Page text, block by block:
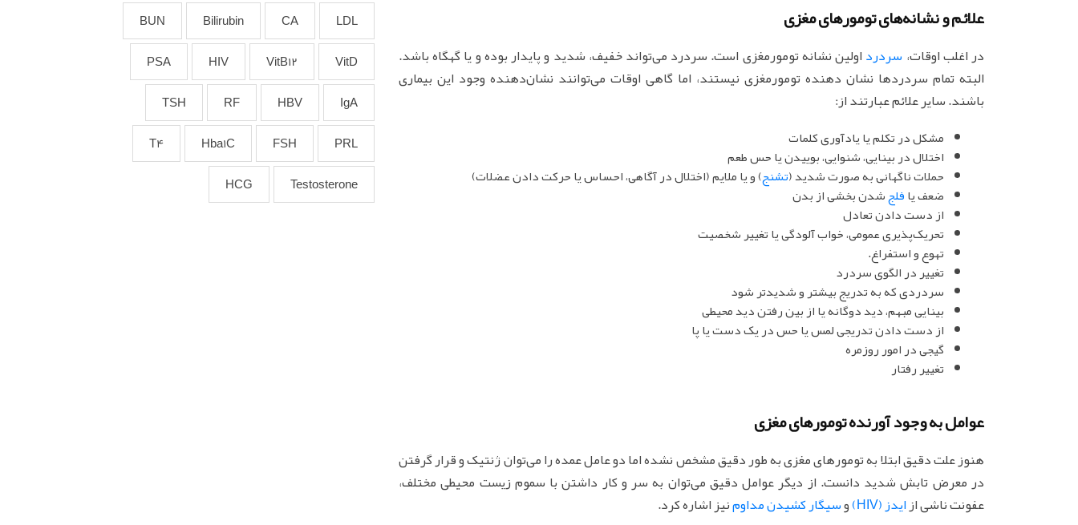
علائم و نشانه‌های تومورهای مغزی
در اغلب اوقات، سردرداولین نشانه تومورمغزی است. سردرد می‌تواند خفیف، شدید و پایدار بوده و یا گهگاه باشد.
البته تمام سردردها نشان دهنده تومورمغزی نیستند، اما گاهی اوقات می‌توانند نشان‌دهنده وجود این بیماری
باشند. سایر علائم عبارتند از:
مشکل در تکلم یا یادآوری کلمات
اختلال در بینایی، شنوایی، بوییدن یا حس طعم
حملات ناگهانی به صورت شدید (تشنج) و یا ملایم (اختلال در آگاهی، احساس یا حرکت دادن عضلات)
ضعف یافلجشدن بخشی از بدن
از دست دادن تعادل
تحریک‌پذیری عمومی، خواب آلودگی یا تغییر شخصیت
تهوع و استفراغ.
تغییر در الگوی سردرد
سردردی که به تدریج بیشتر و شدیدتر شود
بینایی مبهم، دید دوگانه یا از بین رفتن دید محیطی
از دست دادن تدریجی لمس یا حس در یک دست یا پا
گیجی در امور روزمره
تغییر رفتار
عوامل به وجود آورنده تومورهای مغزی
هنوز علت دقیق ابتلا به تومورهای مغزی به طور دقیق مشخص نشده‌ اما دو عامل عمده را می‌توان ژنتیک و قرار گرفتن
در معرض تابش شدید دانست. از دیگر عوامل دقیق می‌توان به سر و کار داشتن با سموم زیست محیطی مختلف،
عفونت ناشی ازایدز (HIV) وسیگار کشیدن مداومنیز اشاره کرد.
LDL
CA
Bilirubin
BUN
VitD
VitB12
HIV
PSA
IgA
HBV
RF
TSH
PRL
FSH
Hba1C
T4
Testosterone
HCG